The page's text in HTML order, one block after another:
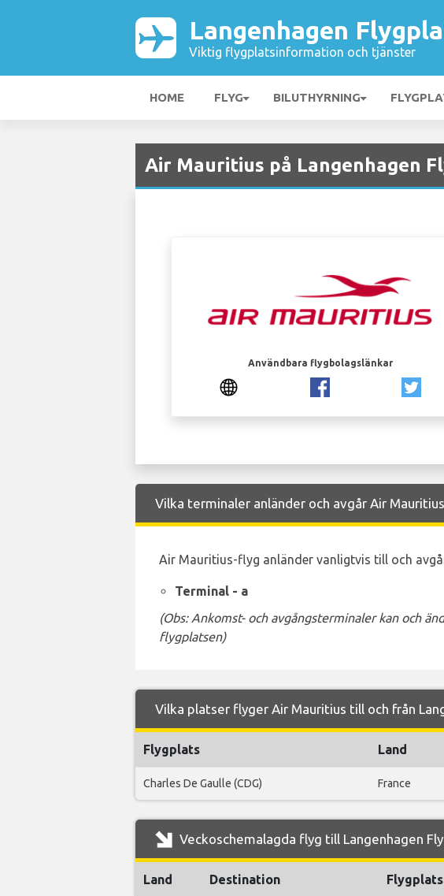
Langenhagen
Viktig flygplatsinformation och tjänster
HOME FLYG BILUTHYRNING
Air Mauritius på Langenhagen
Användbara flygbolagslänkar
Vilka terminaler anländer och avgår Air
Air Mauritius-flyg anländer vanligtvis till och
Terminal - a
(Obs: Ankomst- och avgångsterminaler kan och
flygplatsen)
Vilka platser flyger Air Mauritius till och från
Flygplats Land
Charles De Gaulle (CDG) France
Veckoschemalagda flyg till Langenhagen
Land Destination Flygplats